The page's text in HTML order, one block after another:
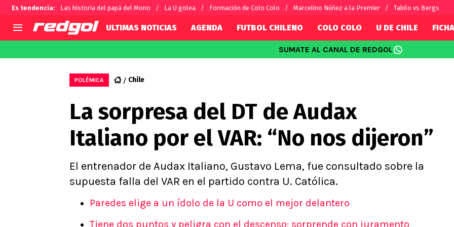
Es tendencia: Las historia del papá del Mono La U golea Formación de Colo Colo Marcelino Núñez a la Premier Tabilo vs Bergs
Selección Chilena
U de Chile
U Católica
Campeonato Nacional
Primera B
Segunda División
Copa Chile
Campeonato Femenino
Alexis Sánchez
Carlos Palacios
Chilenos por el mundo
Fútbol Argentino
Fútbol Brasileño
Premier
Serie A
La Liga
ULTIMAS NOTICIAS AGENDA FUTBOL CHILENO COLO COLO U DE CHILE
SUMATE AL CANAL DE REDGOL
POLÉMICA Chile
La sorpresa del DT de Audax
Italiano por el VAR: “No nos dijeron”
El entrenador de Audax Italiano, Gustavo Lema, fue consultado sobre la
supuesta falla del VAR en el partido contra U. Católica.
Paredes elige a un ídolo de la U como el mejor delantero
Tiene dos puntos y peligra con el descenso: sorprende con juramento